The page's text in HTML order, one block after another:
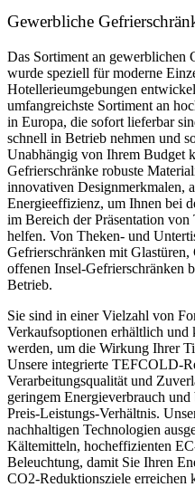
Gewerbliche
Das Sortiment an
wurde speziell für moderne
Hotellerieumgebungen
umfangreichste Sortiment an
in Europa, die sofort lieferbar
schnell in Betrieb nehmen und
Unabhängig von Ihrem Budget
Gefrierschränke robuste
innovativen Designmerkmalen,
Energieeffizienz, um Ihnen bei
im Bereich der Präsentation
helfen. Von Theken- und
Gefrierschränken mit
offenen Insel-Gefrierschränken
Betrieb.
Sie sind in einer Vielzahl von
Verkaufsoptionen erhältlich und
werden, um die Wirkung Ihrer
Unsere integrierte TEFCOLD-
Verarbeitungsqualität und
geringem Energieverbrauch
Preis-Leistungs-Verhältnis.
nachhaltigen Technologien
Kältemitteln, hocheffizienten
Beleuchtung, damit Sie Ihren
CO2-Reduktionsziele erreichen